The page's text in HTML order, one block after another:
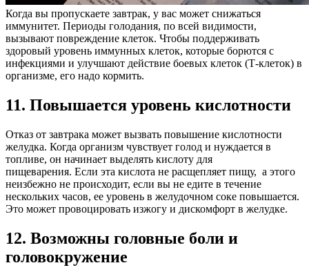
Когда вы пропускаете завтрак, у вас может снижаться
иммунитет. Периоды голодания, по всей видимости,
вызывают повреждение клеток. Чтобы поддерживать
здоровый уровень иммунных клеток, которые борются с
инфекциями и улучшают действие боевых клеток (Т-клеток) в
организме, его надо кормить.
11. Повышается уровень кислотности
Отказ от завтрака может вызвать повышение кислотности
желудка. Когда организм чувствует голод и нуждается в
топливе, он начинает выделять кислоту для
пищеварения. Если эта кислота не расщепляет пищу, а этого
неизбежно не происходит, если вы не едите в течение
нескольких часов, ее уровень в желудочном соке повышается.
Это может провоцировать изжогу и дискомфорт в желудке.
12. Возможны головные боли и
головокружение